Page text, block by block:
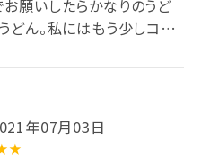
願いしたらかなりのうど
どん。私にはもう少しコシ
んの貴重な店かも。
年07月03日